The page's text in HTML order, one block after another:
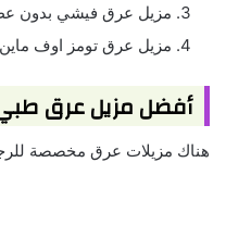
مزيل عرق فيشي بدون
مزيل عرق تومز اوف ماين tom’s of maine.
أفضل مزيل عرق طبي
هناك مزيلات عرق مخصصة